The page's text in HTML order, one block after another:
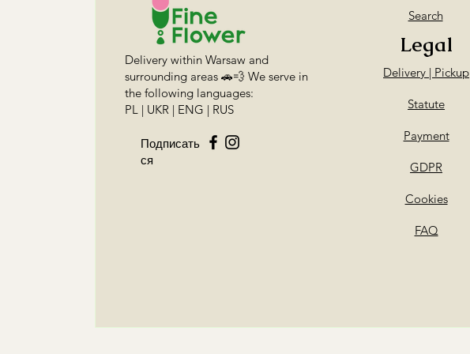
Delivery within Warsaw and
surrounding areas 🚗💨 We serve in
the following languages:
PL | UKR | ENG | RUS
Подписать
ся
Search
Legal
Delivery | Pickup
Statute
Payment
GDPR
Cookies
FAQ